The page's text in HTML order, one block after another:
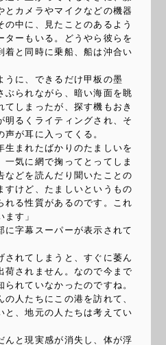
とカメラやマイクなどの機器
の中に、見たことのあるよう
ターもいる。どうやら彼らを
着と同時に乗船、船は沖合い
に、できるだけ甲板の墨
ぶられながら、暗い海面を眺
しまったが、探す機もおき
明るくライティングされ、そ
が耳に入ってくる。
まれたばかりのたましいを
気に網で掬ってとってしま
などを読んだり聞いたことの
すけど、たましいというもの
れる性質があるのです。これ
す」
字幕スーパーが表示されて
れてしまうと、すぐに萎ん
荷されません。なので今まで
れていなかったのですね。
人たちにこの港を訪れて、
と、地元の人たちは考えてい
と現実感が消失し、体が浮